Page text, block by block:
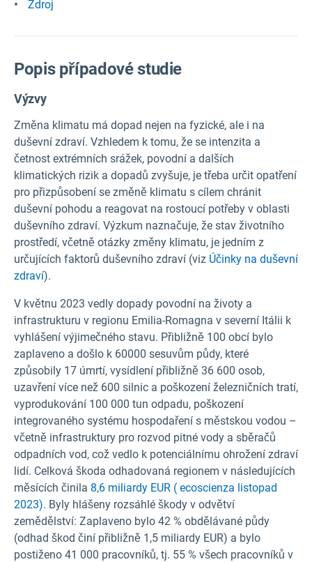
Zdroj
Popis případové studie
Výzvy
Změna klimatu má dopad nejen na fyzické, ale i na
duševní zdraví. Vzhledem k tomu, že se intenzita a
četnost extrémních srážek, povodní a dalších
klimatických rizik a dopadů zvyšuje, je třeba určit opatření
pro přizpůsobení se změně klimatu s cílem chránit
duševní pohodu a reagovat na rostoucí potřeby v oblasti
duševního zdraví. Výzkum naznačuje, že stav životního
prostředí, včetně otázky změny klimatu, je jedním z
určujících faktorů duševního zdraví (viz Účinky na duševní
zdraví).
V květnu 2023 vedly dopady povodní na životy a
infrastrukturu v regionu Emilia-Romagna v severní Itálii k
vyhlášení výjimečného stavu. Přibližně 100 obcí bylo
zaplaveno a došlo k 60000 sesuvům půdy, které
způsobily 17 úmrtí, vysídlení přibližně 36 600 osob,
uzavření více než 600 silnic a poškození železničních tratí,
vyprodukování 100 000 tun odpadu, poškození
integrovaného systému hospodaření s městskou vodou –
včetně infrastruktury pro rozvod pitné vody a sběračů
odpadních vod, což vedlo k potenciálnímu ohrožení zdraví
lidí. Celková škoda odhadovaná regionem v následujících
měsících činila 8,6 miliardy EUR ( ecoscienza listopad
2023). Byly hlášeny rozsáhlé škody v odvětví
zemědělství: Zaplaveno bylo 42 % obdělávané půdy
(odhad škod činí přibližně 1,5 miliardy EUR) a bylo
postiženo 41 000 pracovníků, tj. 55 % všech pracovníků v